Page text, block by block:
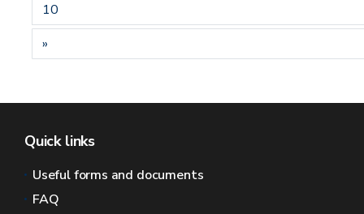
10
»
Quick links
Useful forms and documents
FAQ